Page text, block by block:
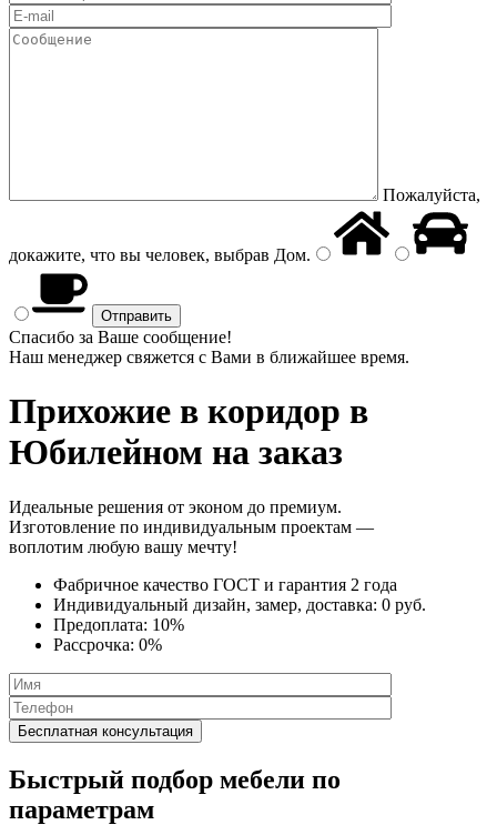
Пожалуйста,
докажите, что вы человек, выбрав Дом.
Спасибо за Ваше сообщение!
Наш менеджер свяжется с Вами в ближайшее время.
Прихожие в коридор в
Юбилейном на заказ
Идеальные решения от эконом до премиум.
Изготовление по индивидуальным проектам —
воплотим любую вашу мечту!
Фабричное качество ГОСТ и гарантия 2 года
Индивидуальный дизайн, замер, доставка: 0 руб.
Предоплата: 10%
Рассрочка: 0%
Быстрый подбор мебели по
параметрам